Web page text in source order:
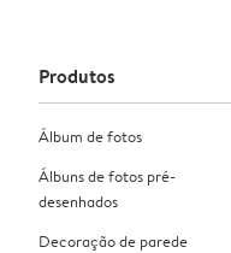
Produtos
Álbum de fotos
Álbuns de fotos pré-
desenhados
Decoração de parede